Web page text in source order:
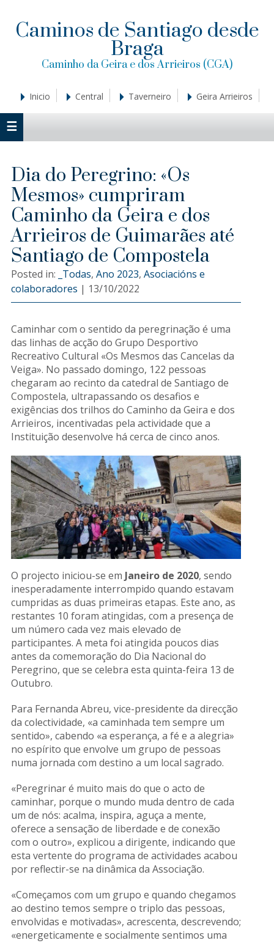
a
la
principal
al
contenido
a
la
lateral
principal
Caminos de Santiago desde
Braga
Caminho da Geira e dos Arrieiros (CGA)
Inicio Central Taverneiro Geira Arrieiros
Dia do Peregrino: «Os
Mesmos» cumpriram
Caminho da Geira e dos
Arrieiros de Guimarães até
Santiago de Compostela
Posted in: _Todas, Ano 2023, Asociacións e
colaboradores | 13/10/2022
Caminhar com o sentido da peregrinação é uma
das linhas de acção do Grupo Desportivo
Recreativo Cultural «Os Mesmos das Cancelas da
Veiga». No passado domingo, 122 pessoas
chegaram ao recinto da catedral de Santiago de
Compostela, ultrapassando os desafios e
exigências dos trilhos do Caminho da Geira e dos
Arrieiros, incentivadas pela actividade que a
Instituição desenvolve há cerca de cinco anos.
O projecto iniciou-se em Janeiro de 2020, sendo
inesperadamente interrompido quando estavam
cumpridas as duas primeiras etapas. Este ano, as
restantes 10 foram atingidas, com a presença de
um número cada vez mais elevado de
participantes. A meta foi atingida poucos dias
antes da comemoração do Dia Nacional do
Peregrino, que se celebra esta quinta-feira 13 de
Outubro.
Para Fernanda Abreu, vice-presidente da direcção
da colectividade, «a caminhada tem sempre um
sentido», cabendo «a esperança, a fé e a alegria»
no espírito que envolve um grupo de pessoas
numa jornada com destino a um local sagrado.
«Peregrinar é muito mais do que o acto de
caminhar, porque o mundo muda dentro de cada
um de nós: acalma, inspira, aguça a mente,
oferece a sensação de liberdade e de conexão
com o outro», explicou a dirigente, indicando que
esta vertente do programa de actividades acabou
por reflectir-se na dinâmica da Associação.
«Começamos com um grupo e quando chegamos
ao destino temos sempre o triplo das pessoas,
envolvidas e motivadas», acrescenta, descrevendo;
«energeticamente e socialmente sentimos uma